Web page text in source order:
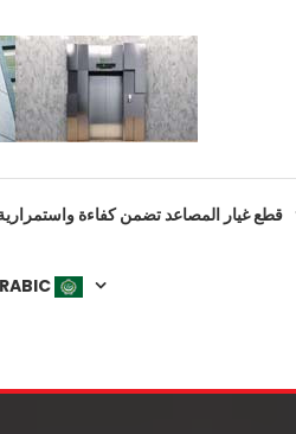
قطع غيار المصاعد تضمن كفاءة